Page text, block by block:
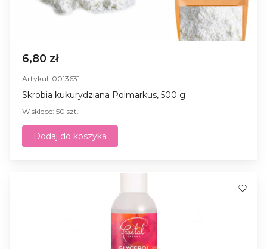
6,80 zł
Artykuł: 0013631
Skrobia kukurydziana Polmarkus, 500 g
W sklepe: 50 szt.
Dodaj do koszyka